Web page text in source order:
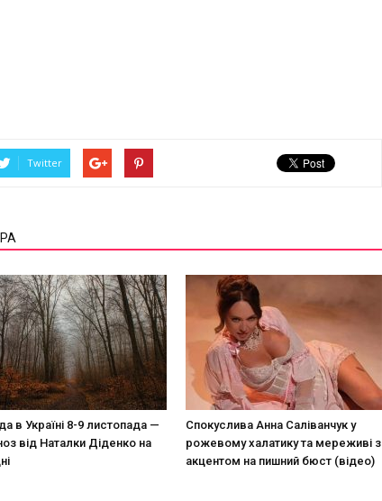
Twitter
в Україні 8-9 листопада —
від Наталки Діденко на
Спокуслива Анна Саліванчук у
рожевому халатику та мереживі з
акцентом на пишний бюст (відео)